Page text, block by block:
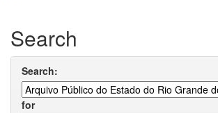
Search
Search:
for